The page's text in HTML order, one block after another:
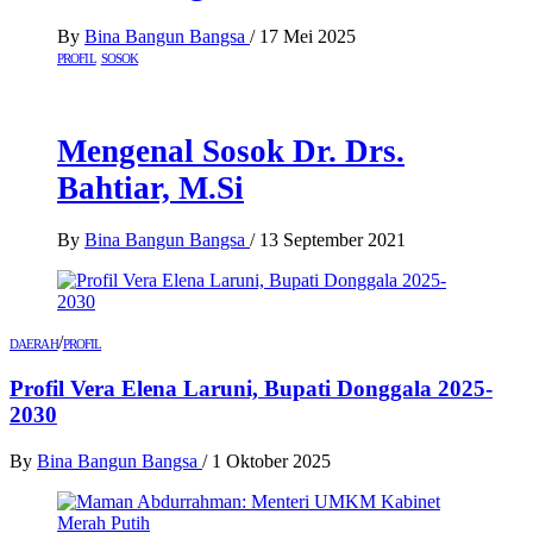
By Bina Bangun Bangsa / 17 Mei 2025
PROFIL SOSOK
Mengenal Sosok Dr. Drs.
Bahtiar, M.Si
By Bina Bangun Bangsa / 13 September 2021
DAERAH/PROFIL
Profil Vera Elena Laruni, Bupati Donggala 2025-
2030
By Bina Bangun Bangsa / 1 Oktober 2025